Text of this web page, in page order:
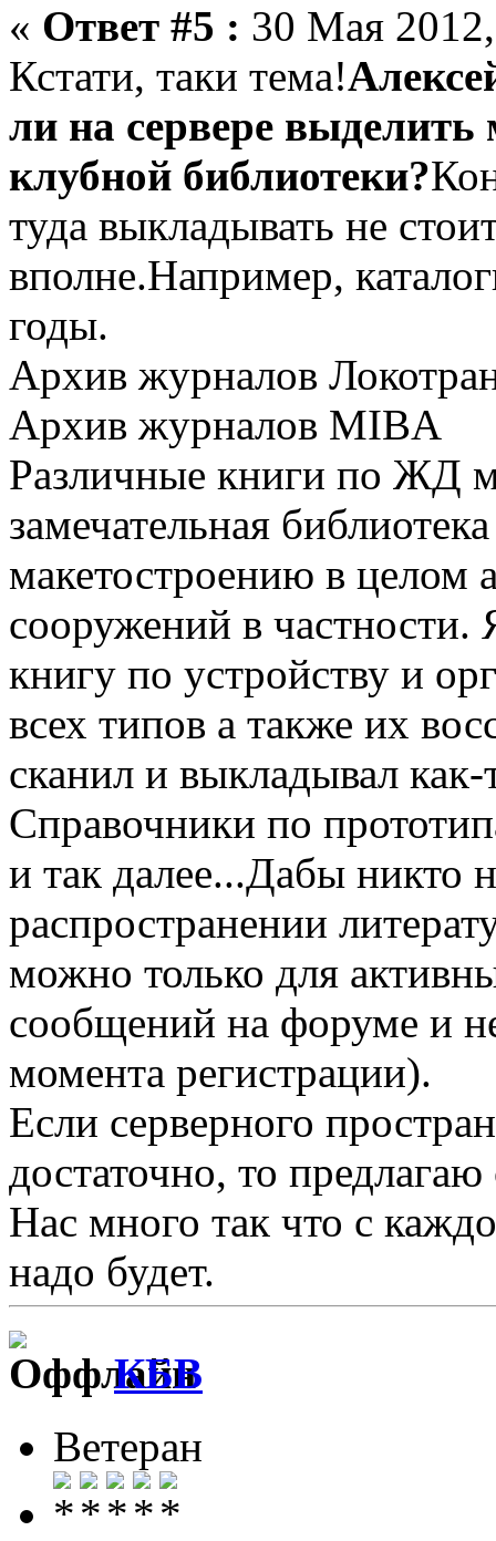
« Ответ #5 : 30 Мая
Кстати, таки тема!
ли на сервере
клубной библиотеки?
туда выкладывать не
вполне.Например,
годы.
Архив журналов
Архив журналов MIBA
Различные книги по ЖД
замечательная
макетостроению в целом
сооружений в
книгу по устройству и
всех типов а также их
сканил и выкладывал
Справочники по
и так далее...Дабы никто
распространении
можно только для
сообщений на форуме и
момента регистрации).
Если серверного
достаточно, то
Нас много так что с
надо будет.
КБВ
Ветеран